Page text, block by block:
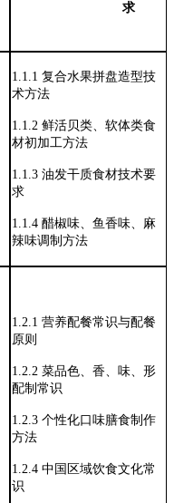
求
1.1.1复合水果拼盘造型技
术方法
1.1.2鲜活贝类、软体类食
材初加工方法
1.1.3油发干质食材技术要
求
1.1.4醋椒味、鱼香味、麻
辣味调制方法
1.2.1营养配餐常识与配餐
原则
1.2.2菜品色、香、味、形
配制常识
1.2.3个性化口味膳食制作
方法
1.2.4中国区域饮食文化常
识